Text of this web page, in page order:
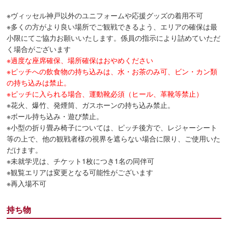
※ヴィッセル神戸以外のユニフォームや応援グッズの着用不可
※多くの方がより良い場所でご観戦できるよう、エリアの確保は最
小限にてご協力お願いいたします。係員の指示により詰めていただ
く場合がございます
※過度な座席確保、場所確保はおやめください
※ピッチへの飲食物の持ち込みは、水・お茶のみ可、ビン・カン類
の持ち込みは禁止。
※ピッチに入られる場合、運動靴必須（ヒール、革靴等禁止）
※花火、爆竹、発煙筒、ガスホーンの持ち込み禁止。
※ボール持ち込み・遊び禁止。
※小型の折り畳み椅子については、ピッチ後方で、レジャーシート
等の上で、他の観戦者様の視界を遮らない場合に限り、ご使用いた
だけます。
※未就学児は、チケット1枚につき1名の同伴可
※観覧エリアは変更となる可能性がございます
※再入場不可
持ち物